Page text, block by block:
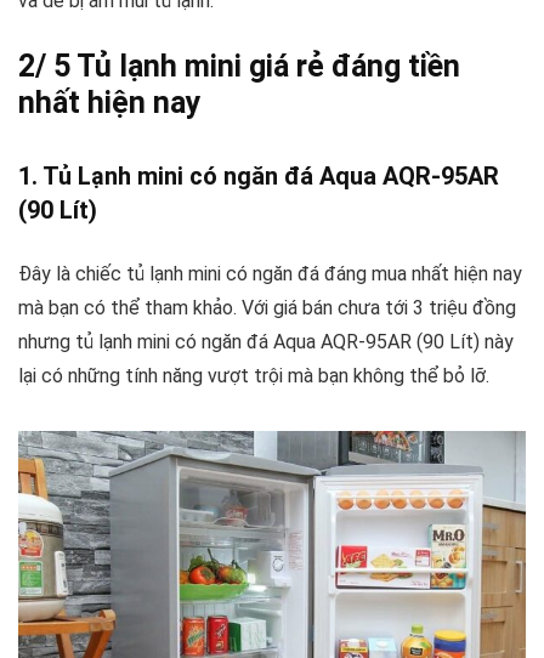
2/ 5 Tủ lạnh mini giá rẻ đáng tiền
nhất hiện nay
1. Tủ Lạnh mini có ngăn đá Aqua AQR-95AR
(90 Lít)
Đây là chiếc tủ lạnh mini có ngăn đá đáng mua nhất hiện nay
mà bạn có thể tham khảo. Với giá bán chưa tới 3 triệu đồng
nhưng tủ lạnh mini có ngăn đá Aqua AQR-95AR (90 Lít) này
lại có những tính năng vượt trội mà bạn không thể bỏ lỡ.